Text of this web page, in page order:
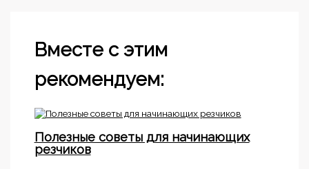
Вместе с этим
рекомендуем:
Полезные советы для начинающих
резчиков